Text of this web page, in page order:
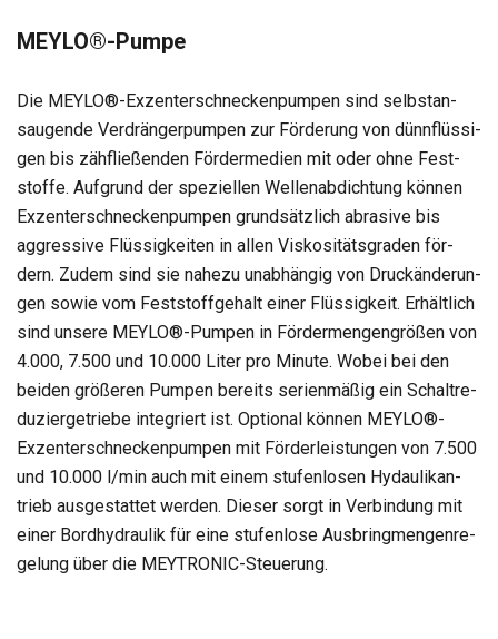
MEYLO®-Pumpe
Die MEYLO®-Exzenterschneckenpumpen sind selbst­an­
sau­gende Ver­drän­ger­pum­pen zur För­de­rung von dünn­flüs­si­
gen bis zäh­flie­ßen­den För­der­me­dien mit oder ohne Fest­
stoffe. Auf­grund der spe­zi­el­len Wel­len­ab­dich­tung kön­nen
Exzen­ter­schne­cken­pum­pen grund­sätz­lich abra­sive bis
aggres­sive Flüs­sig­kei­ten in allen Vis­ko­si­täts­gra­den för­
dern. Zudem sind sie nahezu unab­hän­gig von Druck­än­de­run­
gen sowie vom Fest­stoff­ge­halt einer Flüs­sig­keit. Erhält­lich
sind unsere MEYLO®-Pumpen in För­der­men­gen­grö­ßen von
4.000, 7.500 und 10.000 Liter pro Minute. Wobei bei den
bei­den grö­ße­ren Pum­pen bereits seri­en­mä­ßig ein Schalt­re­
du­zier­ge­triebe inte­griert ist. Optio­nal kön­nen MEYLO®-
Exzen­ter­schne­cken­pum­pen mit För­der­leis­tun­gen von 7.500
und 10.000 l/min auch mit einem stu­fen­lo­sen Hydau­lik­an­
trieb aus­ge­stat­tet wer­den. Die­ser sorgt in Ver­bin­dung mit
einer Bord­hy­drau­lik für eine stu­fen­lose Aus­bring­men­gen­re­
ge­lung über die MEY­TRO­NIC-Steue­rung.